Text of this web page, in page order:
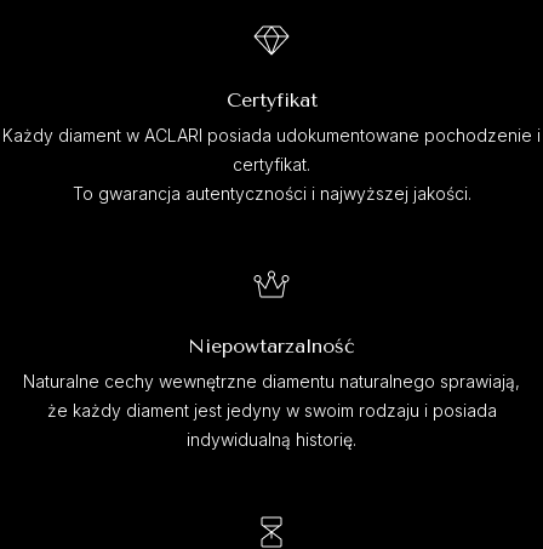
Certyfikat
Każdy diament w ACLARI posiada udokumentowane pochodzenie i
certyfikat.
To gwarancja autentyczności i najwyższej jakości.
Niepowtarzalność
Naturalne cechy wewnętrzne diamentu naturalnego sprawiają,
że każdy diament jest jedyny w swoim rodzaju i posiada
indywidualną historię.